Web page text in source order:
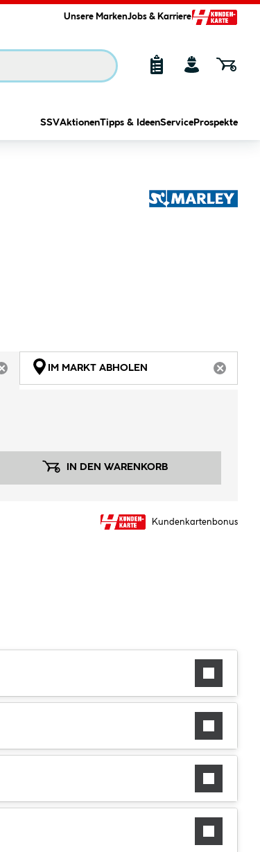
Unsere MarkenJobs & Karriere
SSVAktionenTipps & IdeenService Prospekte
ARTIKEL NICHT VERFÜGBAR
IM MARKT ABHOLEN
IN DEN WARENKORB
Kundenkartenbonus